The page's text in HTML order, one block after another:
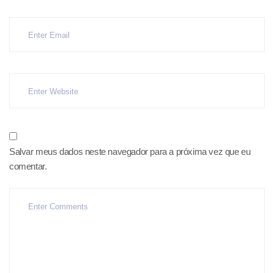
Salvar meus dados neste navegador para a próxima vez que eu
comentar.